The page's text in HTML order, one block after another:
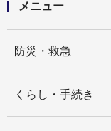
メニュー
防災・救急
くらし・手続き